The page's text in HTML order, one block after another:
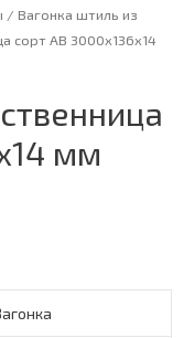
/ Вагонка штиль из
сорт АВ 3000х136х14
мм